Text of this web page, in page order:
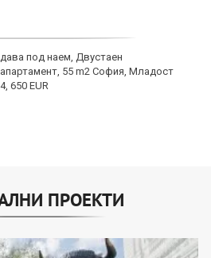
дава под наем, Двустаен
апартамент, 55 m2 София, Младост
4, 650 EUR
ПРОЕКТИ